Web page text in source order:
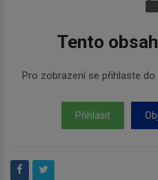
Tento
Pro zobrazení se přihlaste
Přihlásit